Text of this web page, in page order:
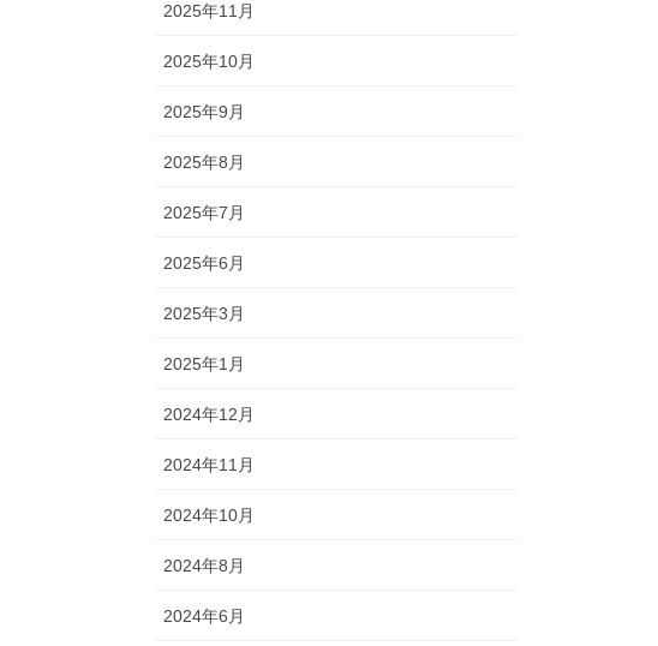
2025年11月
2025年10月
2025年9月
2025年8月
2025年7月
2025年6月
2025年3月
2025年1月
2024年12月
2024年11月
2024年10月
2024年8月
2024年6月